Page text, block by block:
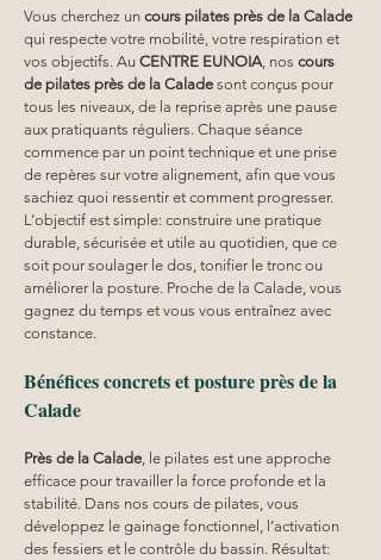
Vous cherchez un cours pilates près de la Calade
qui respecte votre mobilité, votre respiration et
vos objectifs. Au CENTRE EUNOIA , nos cours
de pilates près de la Calade sont conçus pour
tous les niveaux, de la reprise après une pause
aux pratiquants réguliers. Chaque séance
commence par un point technique et une prise
de repères sur votre alignement, afin que vous
sachiez quoi ressentir et comment progresser.
L’objectif est simple: construire une pratique
durable, sécurisée et utile au quotidien, que ce
soit pour soulager le dos, tonifier le tronc ou
améliorer la posture. Proche de la Calade, vous
gagnez du temps et vous vous entraînez avec
constance.
Bénéfices concrets et posture près de la
Calade
Près de la Calade , le pilates est une approche
efficace pour travailler la force profonde et la
stabilité. Dans nos cours de pilates, vous
développez le gainage fonctionnel, l’activation
des fessiers et le contrôle du bassin. Résultat: